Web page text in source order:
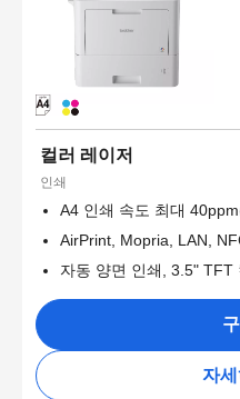
컬러 레이저
인쇄
A4 인쇄 속도 최대
AirPrint, Mopria, LAN,
자동 양면 인쇄, 3.5" TFT
자세